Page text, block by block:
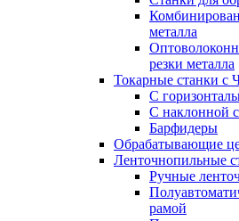
металла
резки металла
Токарные станки с
С
С наклонной
Барфидеры
Обрабатывающие
Ленточнопильные
Ручные
рамой